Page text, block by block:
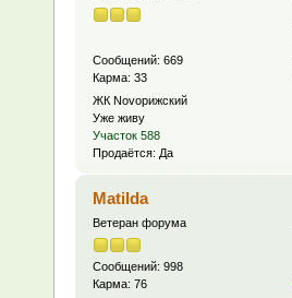
Сообщений: 669
Карма: 33
ЖК Novoрижский
Уже живу
Участок 588
Продаётся: Да
Matilda
Ветеран форума
Сообщений: 998
Карма: 76